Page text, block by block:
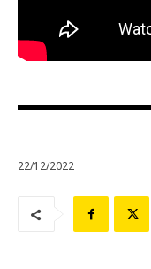
22/12/2022